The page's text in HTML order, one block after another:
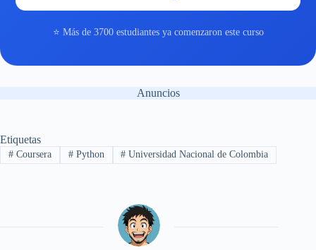
⭐ Más de 3700 estudiantes ya comenzaron este curso
Anuncios
Etiquetas
#Coursera #Python # Universidad Nacional de Colombia